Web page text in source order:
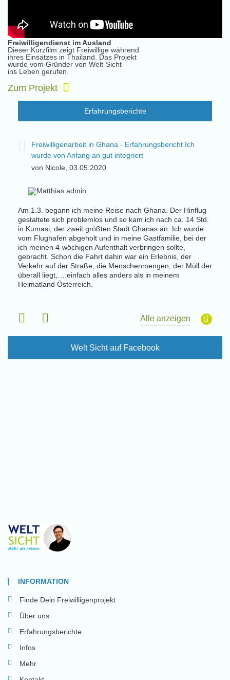
Freiwilligendienst im Ausland
Dieser Kurzfilm zeigt Freiwillige während
ihres Einsatzes in Thailand. Das Projekt
wurde vom Gründer von Welt-Sicht
ins Leben gerufen.
Zum Projekt
Erfahrungsberichte
Freiwilligenarbeit in Ghana - Erfahrungsbericht Ich
wurde von Anfang an gut integriert
von Nicole, 03.05.2020
Am 1.3. begann ich meine Reise nach Ghana. Der Hinflug
gestaltete sich problemlos und so kam ich nach ca. 14 Std.
in Kumasi, der zweit größten Stadt Ghanas an. Ich wurde
vom Flughafen abgeholt und in meine Gastfamilie, bei der
ich meinen 4-wöchigen Aufenthalt verbringen sollte,
gebracht. Schon die Fahrt dahin war ein Erlebnis, der
Verkehr auf der Straße, die Menschenmengen, der Müll der
überall liegt,….einfach alles anders als in meinem
Heimatland Österreich.
Alle anzeigen
Welt Sicht auf Facebook
INFORMATION
Finde Dein Freiwilligenprojekt
Über uns
Erfahrungsberichte
Infos
Mehr